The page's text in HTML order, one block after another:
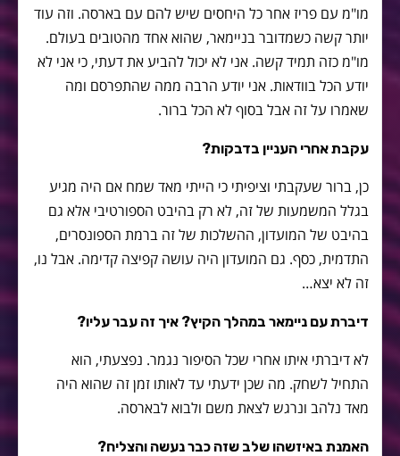
מו"מ עם פריז אחר כל היחסים שיש להם עם בארסה. וזה עוד
יותר קשה כשמדובר בניימאר, שהוא אחד מהטובים בעולם.
מו"מ כזה תמיד קשה. אני לא יכול להביע את דעתי, כי אני לא
יודע הכל בוודאות. אני יודע הרבה ממה שהתפרסם ומה
שאמרו על זה אבל בסוף לא הכל ברור.
עקבת אחרי העניין בדבקות?
כן, ברור שעקבתי וציפיתי כי הייתי מאד שמח אם היה מגיע
בגלל המשמעות של זה, לא רק בהיבט הספורטיבי אלא גם
בהיבט של המועדון, ההשלכות של זה ברמת הספונסרים,
התדמית, כסף. גם המועדון היה עושה קפיצה קדימה. אבל נו,
זה לא יצא…
דיברת עם ניימאר במהלך הקיץ? איך זה עבר עליו?
לא דיברתי איתו אחרי שכל הסיפור נגמר. נפצעתי, הוא
התחיל לשחק. מה שכן ידעתי עד לאותו זמן זה שהוא היה
מאד נלהב ונרגש לצאת משם ולבוא לבארסה.
האמנת באיזשהו שלב שזה כבר נעשה והצליח?